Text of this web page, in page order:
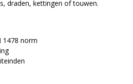
draden, kettingen of touwen.
1478 norm